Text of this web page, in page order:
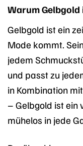
Warum
Gelbgold ist ein
Mode kommt.
jedem
und passt zu
in Kombination
– Gelbgold ist ein
mühelos in jede